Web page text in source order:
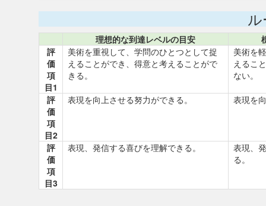
理想的な到達レベルの目安
評
価
項
目1
美術を重視して、学問のひとつとして捉
えることができ、得意と考えることがで
きる。
美術を
えるこ
ない。
評
価
項
目2
表現を向上させる努力ができる。 表現を
評
価
項
目3
表現、発信する喜びを理解できる。
表現、
る。